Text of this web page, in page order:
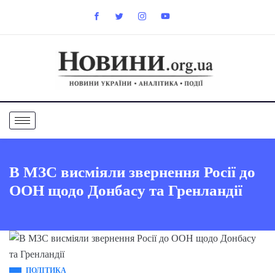
В МЗС висміяли звернення Росії до
ООН щодо Донбасу та Гренландії
ПОЛІТИКА